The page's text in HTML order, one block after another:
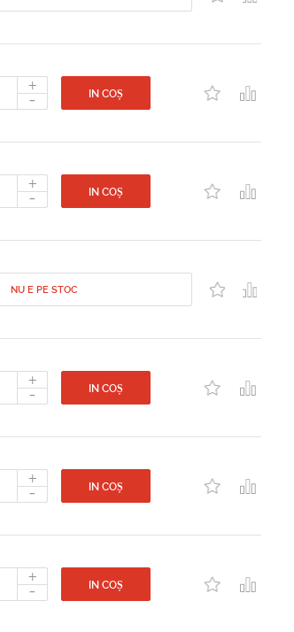
+
- IN COȘ
+
- IN COȘ
NU E PE STOC
+
- IN COȘ
+
- IN COȘ
+
- IN COȘ